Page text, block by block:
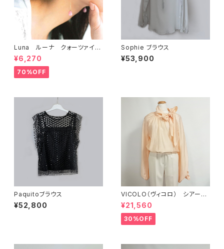
Luna ルーナ クォーツァイト
ピアス
¥6,270
70%OFF
Sophie ブラウス
¥53,900
Paquitoブラウス
¥52,800
VICOLO（ヴィコロ） シアー素
材ブラウス VC488BL
¥21,560
30%OFF